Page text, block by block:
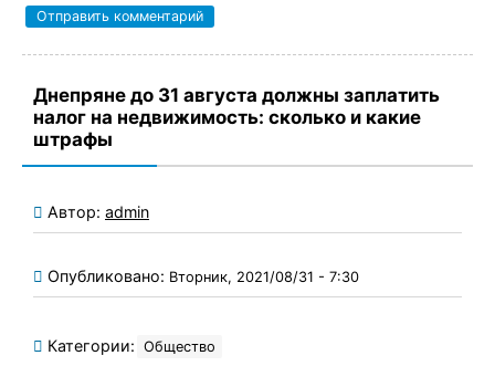
Днепряне до 31 августа должны заплатить
налог на недвижимость: сколько и какие
штрафы
Автор: admin
Опубликовано: Вторник, 2021/08/31 - 7:30
Категории: Общество